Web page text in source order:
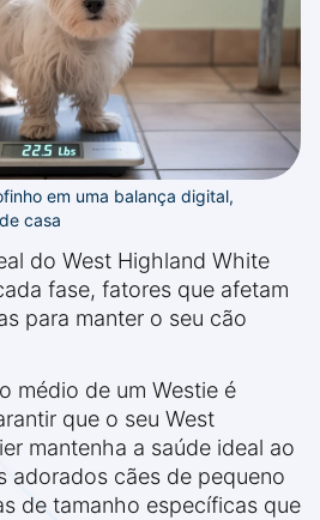
em uma balança digital,
casa
do West Highland White
fase, fatores que afetam
para manter o seu cão
médio de um Westie é
que o seu West
mantenha a saúde ideal ao
adorados cães de pequeno
de tamanho específicas que